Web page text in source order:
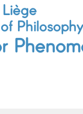
Philosophy